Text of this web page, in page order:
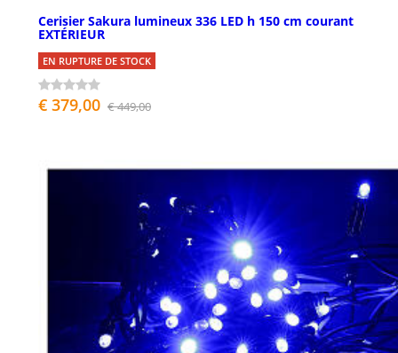
Cerisier Sakura lumineux 336 LED h 150 cm courant
EXTÉRIEUR
EN RUPTURE DE STOCK
€ 379,00 € 449,00